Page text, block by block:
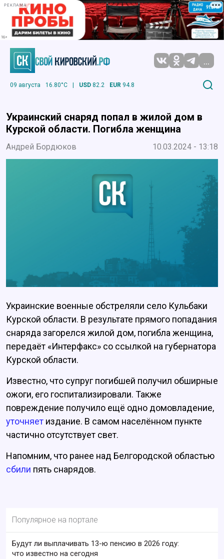
РЕКЛАМА
...
09 августа 16.80°C | USD 82.2 EUR 94.8
Украинский снаряд попал в жилой дом в
Курской области. Погибла женщина
Андрей Бордюков 10.03.2024 - 13:18
Украинские военные обстреляли село Кульбаки
Курской области. В результате прямого попадания
снаряда загорелся жилой дом, погибла женщина,
передаёт «Интерфакс» со ссылкой на губернатора
Курской области.
Известно, что супруг погибшей получил обширные
ожоги, его госпитализировали. Также
повреждение получило ещё одно домовладение,
уточняет издание. В самом населённом пункте
частично отсутствует свет.
Напомним, что ранее над Белгородской областью
сбили пять снарядов.
Популярное на портале
Будут ли выплачивать 13-ю пенсию в 2026 году:
что известно на сегодня